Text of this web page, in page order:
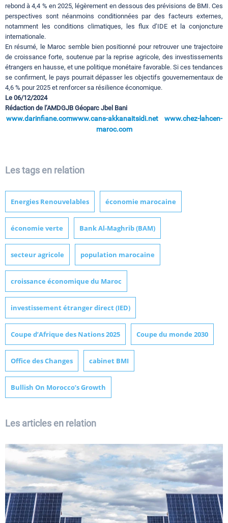
rebond à 4,4 % en 2025, légèrement en dessous des prévisions de BMI. Ces
perspectives sont néanmoins conditionnées par des facteurs externes,
notamment les conditions climatiques, les flux d’IDE et la conjoncture
internationale.
En résumé, le Maroc semble bien positionné pour retrouver une trajectoire
de croissance forte, soutenue par la reprise agricole, des investissements
étrangers en hausse, et une politique monétaire favorable. Si ces tendances
se confirment, le pays pourrait dépasser les objectifs gouvernementaux de
4,6 % pour 2025 et renforcer sa résilience économique.
Le 06/12/2024
Rédaction de l’AMDGJB Géoparc Jbel Bani
www.darinfiane.comwww.cans-akkanaitsidi.net
www.chez-lahcen-
maroc.com
Les tags en relation
Energies Renouvelables économie marocaine
économie verte Bank Al-Maghrib (BAM)
secteur agricole population marocaine
croissance économique du Maroc
investissement étranger direct (IED)
Coupe d’Afrique des Nations 2025 Coupe du monde 2030
Office des Changes cabinet BMI
Bullish On Morocco’s Growth
Les articles en relation